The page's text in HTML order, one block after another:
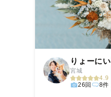
りょーにい
宮城
4.9
26回
8件